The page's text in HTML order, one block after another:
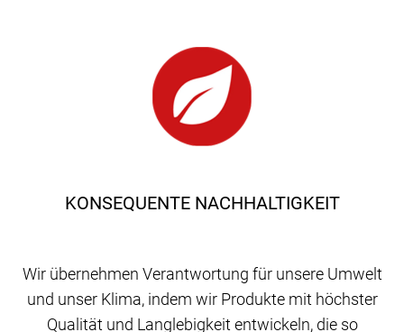
KONSEQUENTE NACHHALTIGKEIT
Wir übernehmen Verantwortung für unsere Umwelt
und unser Klima, indem wir Produkte mit höchster
Qualität und Langlebigkeit entwickeln, die so